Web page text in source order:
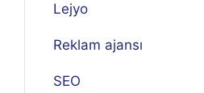
Lejyo
Reklam ajansı
SEO